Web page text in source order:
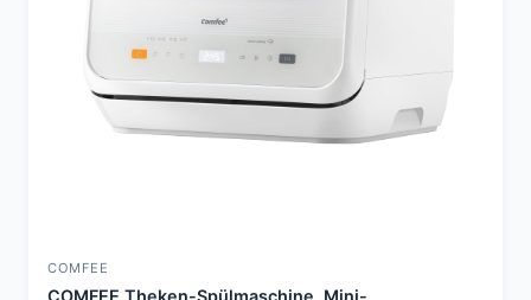
COMFEE
COMFEE Theken-Spülmaschine, Mini-